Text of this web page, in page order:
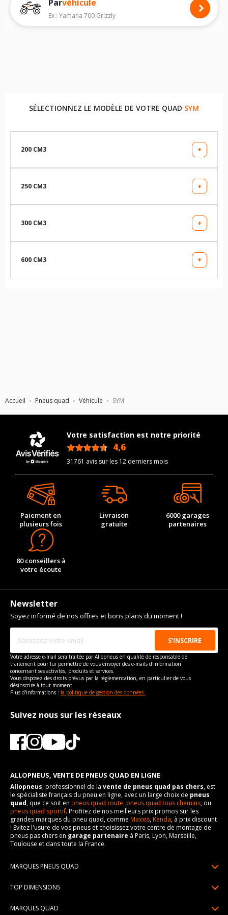
Accueil Pneus quad Véhicule SYM
Nous recommandons de toujours monter des pneus moto avec les
dimensions homologuées par le constructeur.
Pour cela, veuillez sélectionner la motorisation de votre quadSYMci-
Parvéhicule
Ex : Yamaha 700 Grizzly
SÉLECTIONNEZ LE MODÈLE DE VOTRE QUAD SYM
200 CM3 +
TRAACKRUNNER
250 CM3
+
QUADLANDEUR
300 CM3
+
QUADRAIDER
600 CM3
+
Votre satisfaction est notre priorité
4,6
31761 avis sur les 12 derniers mois
Paiement en
plusieurs fois
Livraison
gratuite
6000 garages
partenaires
80 conseillers à
votre écoute
Newsletter
Soyez informé de nos offres et bons plans du moment !
Votre adresse e-mail sera traitée par Allopneus en qualité de responsable de
traitement pour lui permettre de vous envoyer des e-mails d'information
concernant ses activités, produits et services.
Vous disposez des droits prévus par la règlementation, en particulier de vous
désinscrire à tout moment.
Plus d'informations : la politique de gestion des données.
Suivez nous sur les réseaux
ALLOPNEUS, VENTE DE PNEUS QUAD EN LIGNE
Allopneus, professionnel de la vente de pneus quad pas chers, est
le spécialiste français du pneu en ligne, avec un large choix de pneus
quad, que ce soit en pneus quad route,pneus quad tous chemins, ou
pneus quad sportif. Profitez de nos meilleurs prix promos sur les
grandes marques du pneu quad, comme Maxxis,Kenda, à prix discount
! Evitez l'usure de vos pneus et choisissez votre centre de montage de
pneus pas chers en garage partenaire à Paris, Lyon, Marseille,
Toulouse et dans toute la France.
MARQUES PNEUS QUAD
Pneus BKT
TOP DIMENSIONS
MARQUES QUAD